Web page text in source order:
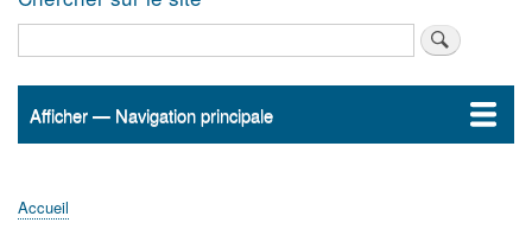
Navigation
Afficher — Navigation principale
Accueil
ActualitésMATh.en.JEANS ?
Régions et Ateliers
Créer, gérer un atelier
Sujets/Publications
Congrès
Accueil